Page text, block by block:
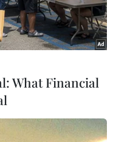
để tiếp tục
Mỹ và châu Âu.
What Financial